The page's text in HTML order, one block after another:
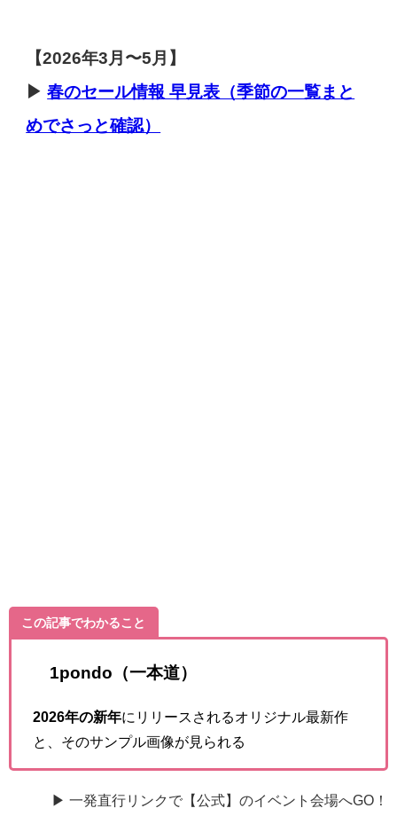
【2026年3月〜5月】
▶春のセール情報 早見表（季節の一覧まと
めでさっと確認）
この記事でわかること
1pondo（一本道）
2026年の新年にリリースされるオリジナル最新作
と、そのサンプル画像が見られる
▶ 一発直行リンクで【公式】のイベント会場へGO！